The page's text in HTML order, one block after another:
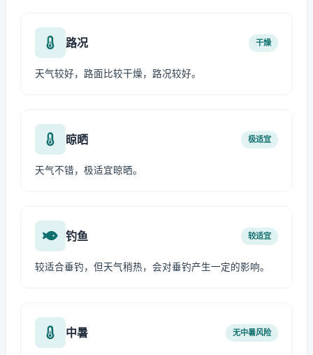
路况 干燥
天气较好，路面比较干燥，路况较好。
晾晒 极适宜
天气不错，极适宜晾晒。
钓鱼 较适宜
较适合垂钓，但天气稍热，会对垂钓产生一定的影响。
中暑 无中暑风险